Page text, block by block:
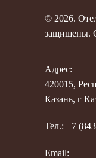
© 2026.
защищены.
Адрес:
420015,
Казань, г
Тел.: +7
Email: